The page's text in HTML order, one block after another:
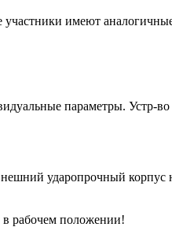
имеют
параметры. Устр-
ударопрочный
рабочем положении!